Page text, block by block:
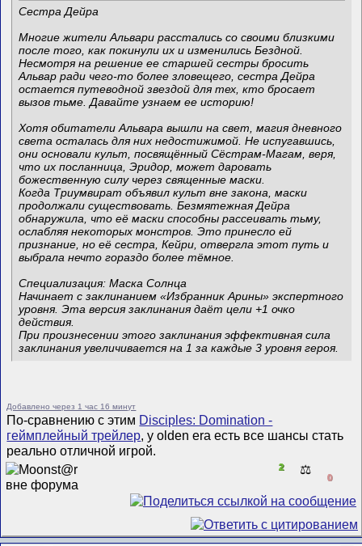
Сестра Дейра
Многие жители Альвари расстались со своими близкими
после того, как покинули их и изменились Бездной.
Несмотря на решение ее старшей сестры бросить
Альвар ради чего-то более зловещего, сестра Дейра
остается путеводной звездой для тех, кто бросает
вызов тьме. Давайте узнаем ее историю!
Хотя обитатели Альвара вышли на свет, магия дневного
света осталась для них недостижимой. Не испугавшись,
они основали культ, посвящённый Сёстрам-Магам, веря,
что их посланница, Эридор, может даровать
божественную силу через священные маски.
Когда Триумвират объявил культ вне закона, маски
продолжали существовать. Безмятежная Дейра
обнаружила, что её маски способны рассеивать тьму,
ослабляя некоторых монстров. Это принесло ей
признание, но её сестра, Кейри, отвергла этот путь и
выбрала нечто гораздо более тёмное.
Специализация: Маска Солнца
Начинает с заклинанием «Избранник Арины» экспертного
уровня. Эта версия заклинания даёт цели +1 очко
действия.
При произнесении этого заклинания эффективная сила
заклинания увеличивается на 1 за каждые 3 уровня героя.
Добавлено через 1 час 16 минут
По-сравнению с этим Disciples: Domination -
геймплейный трейлер, у olden era есть все шансы стать
реально отличной игрой.
2 ⚖️
0